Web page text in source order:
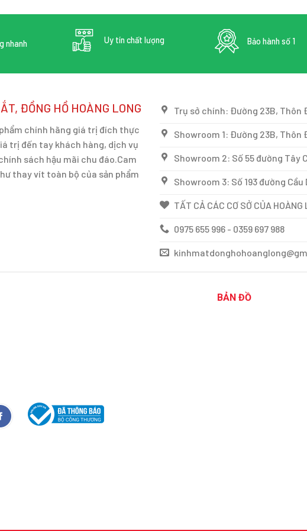
nhanh Uy tín chất lượng Bảo hành số 1
ĐỒNG HỒ HOÀNG LONG
chính hãng giá trị đích thực
trị đến tay khách hàng, dịch vụ
sách hậu mãi chu đáo.Cam
thay vít toàn bộ của sản phẩm
Trụ sở chính: Đường 23B, Thôn
Showroom 1: Đường 23B, Thôn
Showroom 2: Số 55 đường Tây
Showroom 3: Số 193 đường
TẤT CẢ CÁC CƠ SỞ CỦA HOÀNG
0975 655 996 - 0359 697 988
BẢN ĐỒ